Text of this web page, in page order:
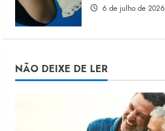
6 de julho de 2026
NÃO DEIXE DE LER